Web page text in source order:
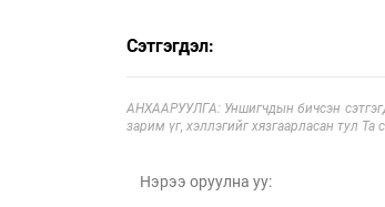
Сэтгэгдэл:
АНХААРУУЛГА: Уншигчдын бичсэн
зарим үг, хэллэгийг хязгаарласан тул Та